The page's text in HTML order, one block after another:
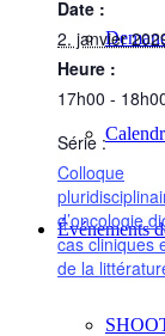
Événements
Date :
2. janvier
Heure :
17h00 -
Série :
Colloque
d’oncologie
cas cliniques
de la